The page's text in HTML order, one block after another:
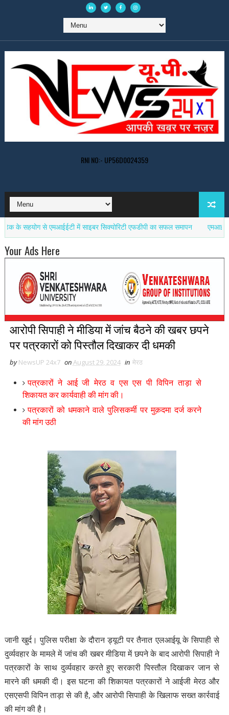
RNI NO:- UP56D0024359
से एमआईईटी में साइबर सिक्योरिटी एफडीपी का सफल समापन एमआईटी में
Your Ads Here
आरोपी सिपाही ने मीडिया में जांच बैठने की खबर छपने
पर पत्रकारों को पिस्तौल दिखाकर दी धमकी
by NewsUP 24x7 onAugust 29, 2024 in मेरठ
पत्रकारों ने आई जी मेरठ व एस एस पी विपिन ताड़ा से
शिकायत कर कार्यवाही की मांग की।
पत्रकारों को धमकाने वाले पुलिसकर्मी पर मुक़दमा दर्ज करने
की मांग उठी
जानी खुर्द। पुलिस परीक्षा के दौरान ड्यूटी पर तैनात एलआईयू के सिपाही से
दुर्व्यवहार के मामले में जांच की खबर मीडिया में छपने के बाद आरोपी सिपाही ने
पत्रकारों के साथ दुर्व्यवहार करते हुए सरकारी पिस्तौल दिखाकर जान से
मारने की धमकी दी। इस घटना की शिकायत पत्रकारों ने आईजी मेरठ और
एसएसपी विपिन ताड़ा से की है, और आरोपी सिपाही के खिलाफ सख्त कार्रवाई
की मांग की है।